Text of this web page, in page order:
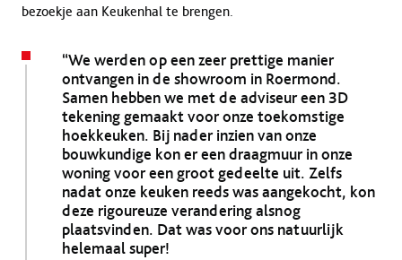
bezoekje aan Keukenhal te brengen.
“We werden op een zeer prettige manier
ontvangen in de showroom in Roermond.
Samen hebben we met de adviseur een 3D
tekening gemaakt voor onze toekomstige
hoekkeuken. Bij nader inzien van onze
bouwkundige kon er een draagmuur in onze
woning voor een groot gedeelte uit. Zelfs
nadat onze keuken reeds was aangekocht, kon
deze rigoureuze verandering alsnog
plaatsvinden. Dat was voor ons natuurlijk
helemaal super!